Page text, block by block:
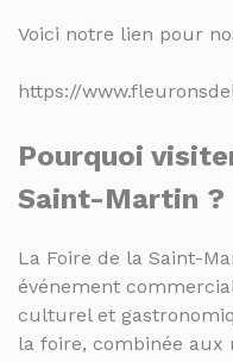
Voici notre lien pour
https://
Pourquoi
Saint-Martin ?
La Foire de la Saint-
événement
culturel et
la foire, combinée aux